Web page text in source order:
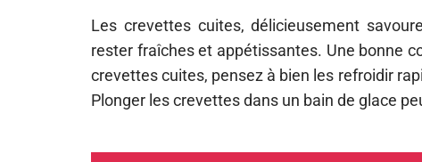
Les crevettes cuites, délicieusement
rester fraîches et appétissantes. Une bonne
crevettes cuites, pensez à bien les refroidir
Plonger les crevettes dans un bain de glace